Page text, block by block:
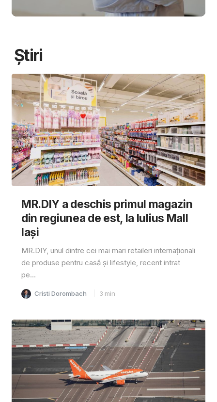
Știri
MR.DIY a deschis primul magazin
din regiunea de est, la Iulius Mall
Iași
MR.DIY, unul dintre cei mai mari retaileri internaționali
de produse pentru casă și lifestyle, recent intrat
pe...
Cristi Dorombach 3 min